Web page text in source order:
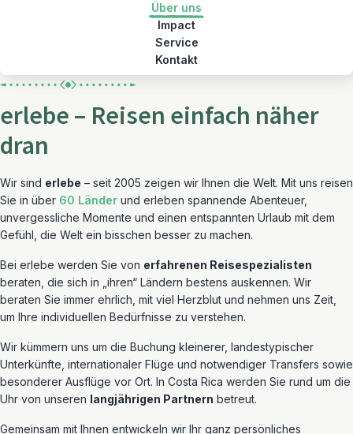
Über uns
Impact
Service
Kontakt
erlebe – Reisen einfach näher
dran
Wir sind erlebe – seit 2005 zeigen wir Ihnen die Welt. Mit uns reisen
Sie in über 60 Länder und erleben spannende Abenteuer,
unvergessliche Momente und einen entspannten Urlaub mit dem
Gefühl, die Welt ein bisschen besser zu machen.
Bei erlebe werden Sie von erfahrenen Reisespezialisten
beraten, die sich in „ihren“ Ländern bestens auskennen. Wir
beraten Sie immer ehrlich, mit viel Herzblut und nehmen uns Zeit,
um Ihre individuellen Bedürfnisse zu verstehen.
Wir kümmern uns um die Buchung kleinerer, landestypischer
Unterkünfte, internationaler Flüge und notwendiger Transfers sowie
besonderer Ausflüge vor Ort. In Costa Rica werden Sie rund um die
Uhr von unseren langjährigen Partnern betreut.
Gemeinsam mit Ihnen entwickeln wir Ihr ganz persönliches